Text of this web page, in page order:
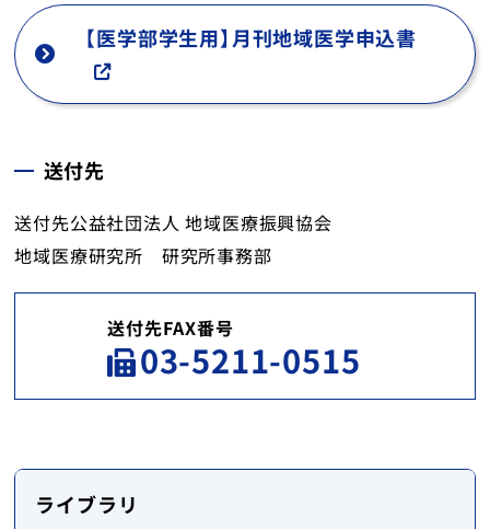
【医学部学生用】月刊地域医学申込書
送付先
送付先公益社団法人 地域医療振興協会
地域医療研究所 研究所事務部
送付先FAX番号
03-5211-0515
ライブラリ